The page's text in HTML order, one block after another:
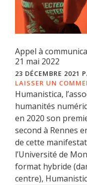
Appel à
21 mai 2022
23 DÉCEMBRE 2021
LAISSER UN
Humanistica,
humanités
en 2020 son
second à Rennes
de cette
l’Université de
format hybride
centre),